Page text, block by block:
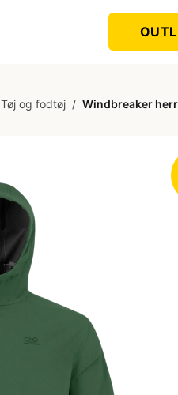
Tøj og fodtøj / Windbreaker